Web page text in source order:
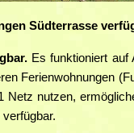
Südterrasse
Es funktioniert auf
Ferienwohnungen
Netz nutzen,